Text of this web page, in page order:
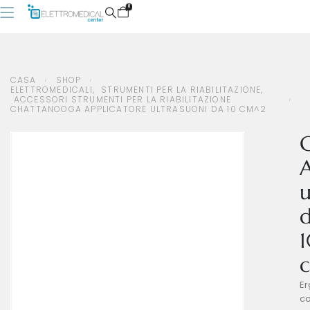
0
ELETTROMEDICALI, STRUMENTI PER LA RIABILITAZIONE
CHATTANOOGA APPLICATORE ULTRASUONI DA 10 CM^2
CASA
SHOP
ELETTROMEDICALI, STRUMENTI PER LA RIABILITAZIONE,
ACCESSORI STRUMENTI PER LA RIABILITAZIONE
CHATTANOOGA APPLICATORE ULTRASUONI DA 10 CM^2